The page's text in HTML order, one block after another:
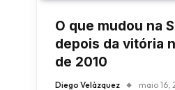
O que mudou na
depois da vitória
de 2010
Diego Velázquez maio 16,